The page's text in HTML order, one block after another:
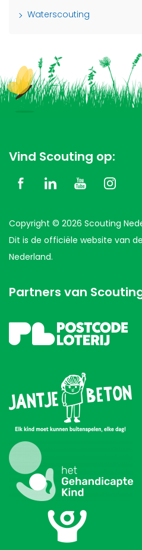
Waterscouting
Vind Scouting op:
Copyright © 2026 Scouting
Dit is de officiële website van
Nederland.
Partners van